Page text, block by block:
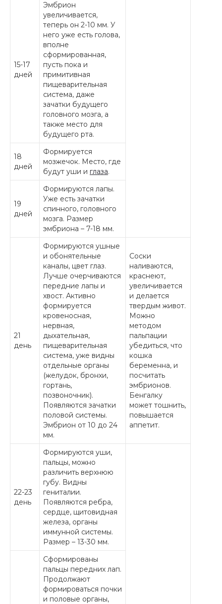
15-17
дней
Эмбрион
увеличивается,
теперь он 2-10 мм. У
него уже есть голова,
вполне
сформированная,
пусть пока и
примитивная
пищеварительная
система, даже
зачатки будущего
головного мозга, а
также место для
будущего рта.
18
дней
Формируется
мозжечок. Место, где
будут уши и глаза.
19
дней
Формируются лапы.
Уже есть зачатки
спинного, головного
мозга. Размер
эмбриона – 7-18 мм.
21
день
Формируются ушные
и обонятельные
каналы, цвет глаз.
Лучше очерчиваются
передние лапы и
хвост. Активно
формируется
кровеносная,
нервная,
дыхательная,
пищеварительная
система, уже видны
отдельные органы
(желудок, бронхи,
гортань,
позвоночник).
Появляются зачатки
половой системы.
Эмбрион от 10 до 24
мм.
Соски
наливаются,
краснеют,
увеличивается
и делается
твердым живот.
Можно
методом
пальпации
убедиться, что
кошка
беременна, и
посчитать
эмбрионов.
Бенгалку
может тошнить,
повышается
аппетит.
22-23
день
Формируются уши,
пальцы, можно
различить верхнюю
губу. Видны
гениталии.
Появляются ребра,
сердце, щитовидная
железа, органы
иммунной системы.
Размер – 13-30 мм.
Сформированы
пальцы передних лап.
Продолжают
формироваться почки
и половые органы,